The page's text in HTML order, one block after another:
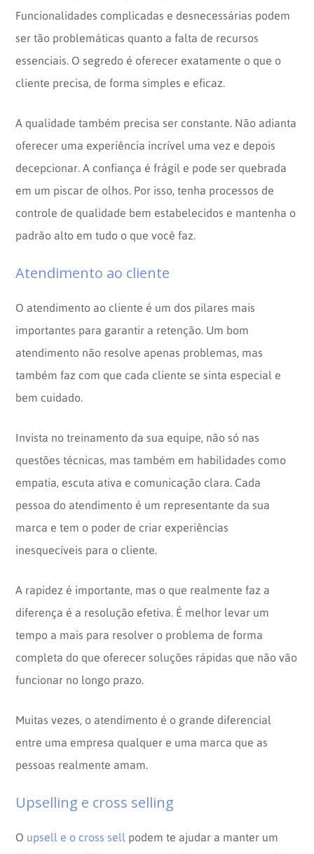
Funcionalidades complicadas e desnecessárias podem
ser tão problemáticas quanto a falta de recursos
essenciais. O segredo é oferecer exatamente o que o
cliente precisa, de forma simples e eficaz.
A qualidade também precisa ser constante. Não adianta
oferecer uma experiência incrível uma vez e depois
decepcionar. A confiança é frágil e pode ser quebrada
em um piscar de olhos. Por isso, tenha processos de
controle de qualidade bem estabelecidos e mantenha o
padrão alto em tudo o que você faz.
Atendimento ao cliente
O atendimento ao cliente é um dos pilares mais
importantes para garantir a retenção. Um bom
atendimento não resolve apenas problemas, mas
também faz com que cada cliente se sinta especial e
bem cuidado.
Invista no treinamento da sua equipe, não só nas
questões técnicas, mas também em habilidades como
empatia, escuta ativa e comunicação clara. Cada
pessoa do atendimento é um representante da sua
marca e tem o poder de criar experiências
inesquecíveis para o cliente.
A rapidez é importante, mas o que realmente faz a
diferença é a resolução efetiva. É melhor levar um
tempo a mais para resolver o problema de forma
completa do que oferecer soluções rápidas que não vão
funcionar no longo prazo.
Muitas vezes, o atendimento é o grande diferencial
entre uma empresa qualquer e uma marca que as
pessoas realmente amam.
Upselling e cross selling
O upsell e o cross sell podem te ajudar a manter um